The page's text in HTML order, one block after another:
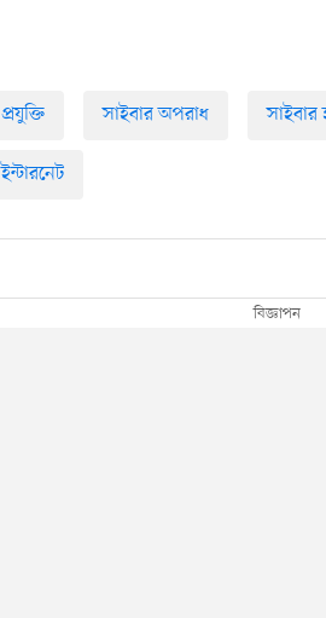
প্রযুক্তি সাইবার অপরাধ সাইবার
ইন্টারনেট